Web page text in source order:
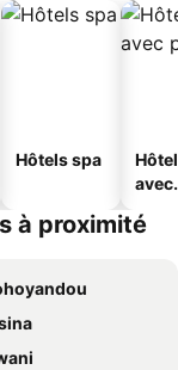
Hôtels spa
avec
à proximité